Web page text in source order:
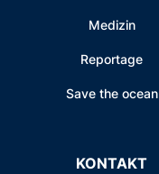
Medizin
Reportage
Save the ocean
KONTAKT